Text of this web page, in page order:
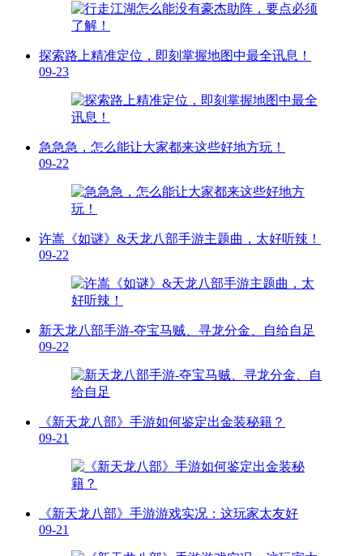
探索路上精准定位，即刻掌握地图中最全讯息！
09-23
急急急，怎么能让大家都来这些好地方玩！
09-22
许嵩《如谜》&天龙八部手游主题曲，太好听辣！
09-22
新天龙八部手游-夺宝马贼、寻龙分金、自给自足
09-22
《新天龙八部》手游如何鉴定出金装秘籍？
09-21
《新天龙八部》手游游戏实况：这玩家太友好
09-21